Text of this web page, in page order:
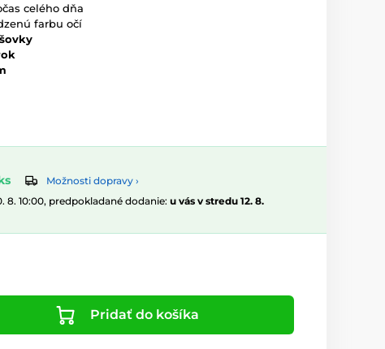
celého dňa
farbu očí
Možnosti dopravy ›
8. 10:00, predpokladané dodanie: u vás v stredu 12. 8.
Pridať do košíka